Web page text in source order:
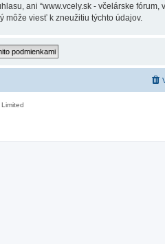
ani “www.vcely.sk - včelárske fórum,
môže viesť k zneužitiu týchto údajov.